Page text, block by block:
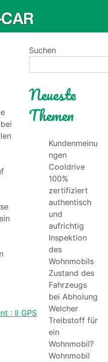
: Il GPS
Suchen
Neueste
Themen
Kundenmeinu
ngen
Cooldrive
100%
zertifiziert
authentisch
und
aufrichtig
Inspektion
des
Wohnmobils
Zustand des
Fahrzeugs
bei Abholung
Welcher
Treibstoff für
ein
Wohnmobil?
Wohnmobil